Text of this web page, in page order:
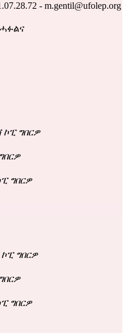
- m.gentil@ufolep.org
ኮፒ ግበርዎ
ግበርዎ
ግበርዎ
ግበርዎ